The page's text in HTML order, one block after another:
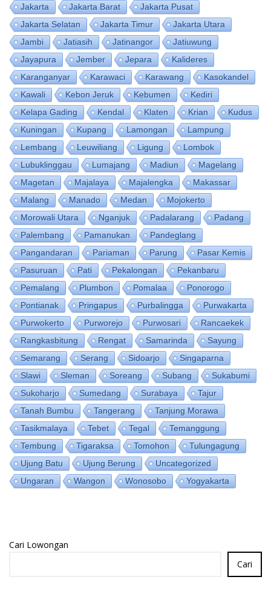
Jakarta
Jakarta Barat
Jakarta Pusat
Jakarta Selatan
Jakarta Timur
Jakarta Utara
Jambi
Jatiasih Jatinangor
Jatiuwung
Jayapura
Jember Jepara
Kalideres
Karanganyar
Karawaci Karawang
Kasokandel
Kawali
Kebon Jeruk Kebumen
Kediri
Kelapa Gading
Kendal Klaten Krian
Kudus
Kuningan
Kupang Lamongan
Lampung
Lembang
Leuwiliang Ligung
Lombok
Lubuklinggau
Lumajang Madiun
Magelang
Magetan
Majalaya Majalengka
Makassar
Malang
Manado Medan
Mojokerto
Morowali Utara
Nganjuk Padalarang
Padang
Palembang
Pamanukan
Pandeglang
Pangandaran
Pariaman Parung
Pasar Kemis
Pasuruan
Pati Pekalongan
Pekanbaru
Pemalang
Plumbon Pomalaa
Ponorogo
Pontianak
Pringapus Purbalingga
Purwakarta
Purwokerto
Purworejo Purwosari
Rancaekek
Rangkasbitung
Rengat Samarinda
Sayung
Semarang
Serang Sidoarjo
Singaparna
Slawi
Sleman Soreang Subang
Sukabumi
Sukoharjo
Sumedang Surabaya
Tajur
Tanah Bumbu
Tangerang
Tanjung Morawa
Tasikmalaya
Tebet Tegal
Temanggung
Tembung
Tigaraksa Tomohon
Tulungagung
Ujung Batu
Ujung Berung
Uncategorized
Ungaran
Wangon Wonosobo Yogyakarta
Cari Lowongan
Cari